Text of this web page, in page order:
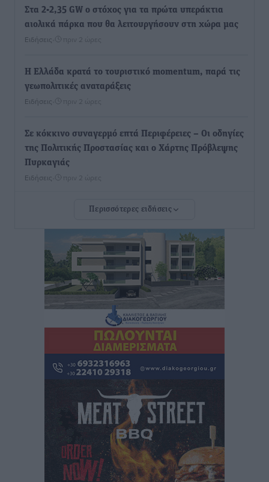
Στα 2-2,35 GW ο στόχος για τα πρώτα υπεράκτια
αιολικά πάρκα που θα λειτουργήσουν στη χώρα μας
Ειδήσεις πριν 2 ώρες
Η Ελλάδα κρατά το τουριστικό momentum, παρά τις
γεωπολιτικές αναταράξεις
Ειδήσεις πριν 2 ώρες
Σε κόκκινο συναγερμό επτά Περιφέρειες – Οι οδηγίες
της Πολιτικής Προστασίας και ο Χάρτης Πρόβλεψης
Πυρκαγιάς
Ειδήσεις πριν 2 ώρες
ΑΑΔΕ: Αυξάνονται οι «καρφωτές» για φοροδιαφυγή
Ειδήσεις• πριν 2 ώρες
Δημόσιο: Το νέο καθεστώς επιλογής προϊσταμένων, τι
προβλέπει το νομοσχέδιο του Υπ. Εσωτερικών
Ποιες κατηγορίες καταστημάτων συγκεντρώνουν τη
μεγαλύτερη κίνηση
πριν 3 ώρες
Αστυπάλαια: Το φως που μένει αναμμένο στο κάστρο
Τοπικές Ειδήσεις• πριν 3 ώρες
Τουρισμός: «Φτωχός συγγενής κάμπινγκ και
τροχόσπιτα
Περισσότερες ειδήσεις